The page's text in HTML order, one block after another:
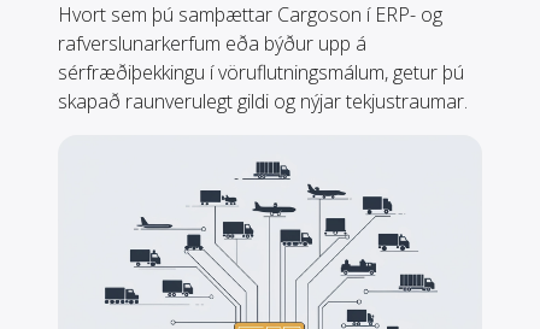
Hvort sem þú samþættar Cargoson í ERP- og
rafverslunarkerfum eða býður upp á
sérfræðiþekkingu í vöruflutningsmálum, getur þú
skapað raunverulegt gildi og nýjar tekjustraumar.